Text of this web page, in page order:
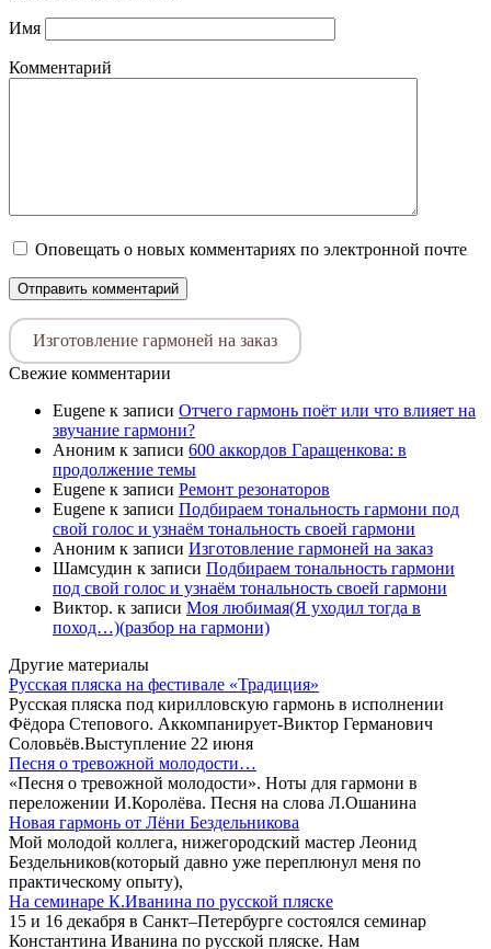
Имя
Комментарий
Оповещать о новых комментариях по электронной почте
Изготовление гармоней на заказ
Свежие комментарии
Eugene к записи Отчего гармонь поёт или что влияет на
звучание гармони?
Аноним к записи 600 аккордов Гаращенкова: в
продолжение темы
Eugene к записи Ремонт резонаторов
Eugene к записи Подбираем тональность гармони под
свой голос и узнаём тональность своей гармони
Аноним к записи Изготовление гармоней на заказ
Шамсудин к записи Подбираем тональность гармони
под свой голос и узнаём тональность своей гармони
Виктор. к записи Моя любимая(Я уходил тогда в
поход…)(разбор на гармони)
Другие материалы
Русская пляска на фестивале «Традиция»
Русская пляска под кирилловскую гармонь в исполнении
Фёдора Степового. Аккомпанирует-Виктор Германович
Соловьёв.Выступление 22 июня
Песня о тревожной молодости…
«Песня о тревожной молодости». Ноты для гармони в
переложении И.Королёва. Песня на слова Л.Ошанина
Новая гармонь от Лёни Бездельникова
Мой молодой коллега, нижегородский мастер Леонид
Бездельников(который давно уже переплюнул меня по
практическому опыту),
На семинаре К.Иванина по русской пляске
15 и 16 декабря в Санкт–Петербурге состоялся семинар
Константина Иванина по русской пляске. Нам